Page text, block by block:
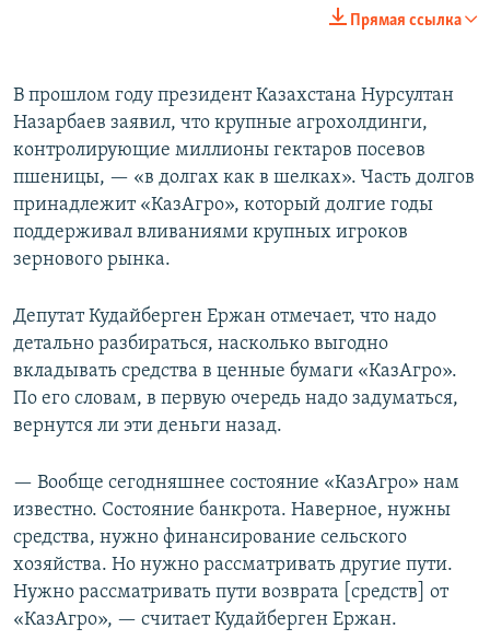
Прямая ссылка
В прошлом году президент Казахстана Нурсултан
Назарбаев заявил, что крупные агрохолдинги,
контролирующие миллионы гектаров посевов
пшеницы, — «в долгах как в шелках». Часть долгов
принадлежит «КазАгро», который долгие годы
поддерживал вливаниями крупных игроков
зернового рынка.
Депутат Кудайберген Ержан отмечает, что надо
детально разбираться, насколько выгодно
вкладывать средства в ценные бумаги «КазАгро».
По его словам, в первую очередь надо задуматься,
вернутся ли эти деньги назад.
— Вообще сегодняшнее состояние «КазАгро» нам
известно. Состояние банкрота. Наверное, нужны
средства, нужно финансирование сельского
хозяйства. Но нужно рассматривать другие пути.
Нужно рассматривать пути возврата [средств] от
«КазАгро», — считает Кудайберген Ержан.